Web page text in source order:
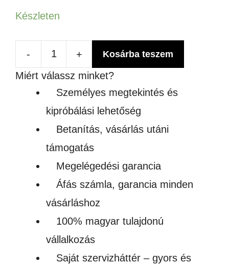
Készleten
-
SÍK
ELEM
12x12CM
mennyiség
+ Kosárba teszem
Miért válassz minket?
Személyes megtekintés és
kipróbálási lehetőség
Betanítás, vásárlás utáni
támogatás
Megelégedési garancia
Áfás számla, garancia minden
vásárláshoz
100% magyar tulajdonú
vállalkozás
Saját szervizháttér – gyors és